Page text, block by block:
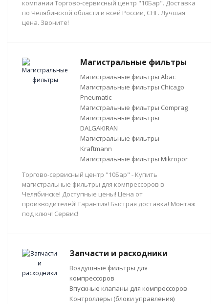
компании Торгово-сервисный центр "10Бар". Доставка
по Челябинской области и всей России, СНГ. Лучшая
цена. Звоните!
Магистральные фильтры
Магистральные фильтры Abac
Магистральные фильтры Chicago
Pneumatic
Магистральные фильтры Comprag
Магистральные фильтры
DALGAKIRAN
Магистральные фильтры
Kraftmann
Магистральные фильтры Mikropor
Торгово-сервисный центр "10Бар" - Купить
магистральные фильтры для компрессоров в
Челябинске! Доступные цены! Цена от
производителей! Гарантия! Быстрая доставка! Монтаж
под ключ! Сервис!
Запчасти и расходники
Воздушные фильтры для
компрессоров
Впускные клапаны для компрессоров
Контроллеры (блоки управления)